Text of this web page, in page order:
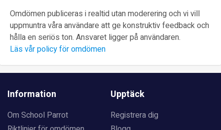
Omdömen publiceras i realtid utan moderering och vi vill
uppmuntra våra användare att ge konstruktiv feedback och
hålla en seriös ton. Ansvaret ligger på användaren.
Läs vår policy för omdömen
Information
Om School Parrot
Upptäck
Registrera dig